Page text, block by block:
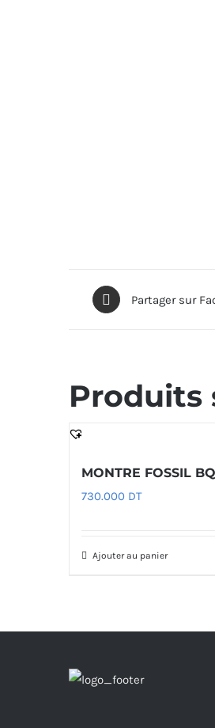
Partager sur
Produits
MONTRE FOSSIL
730.000 DT
Ajouter au panier